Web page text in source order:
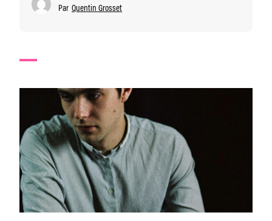
Par Quentin Grosset